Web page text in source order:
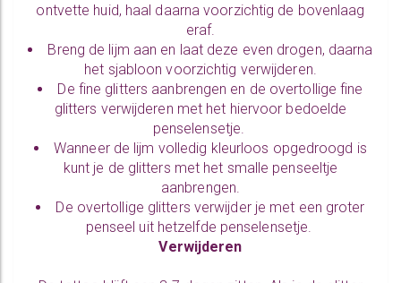
ontvette huid, haal daarna voorzichtig de bovenlaag
eraf.
Breng de lijm aan en laat deze even drogen, daarna
het sjabloon voorzichtig verwijderen.
De fine glitters aanbrengen en de overtollige fine
glitters verwijderen met het hiervoor bedoelde
penselensetje.
Wanneer de lijm volledig kleurloos opgedroogd is
kunt je de glitters met het smalle penseeltje
aanbrengen.
De overtollige glitters verwijder je met een groter
penseel uit hetzelfde penselensetje.
Verwijderen